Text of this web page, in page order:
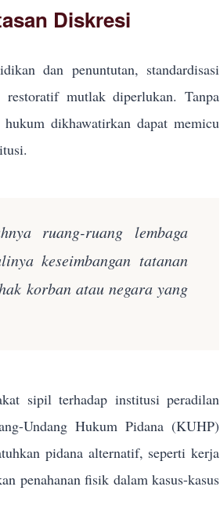
Diskresi
dan penuntutan, standardisasi
restoratif mutlak diperlukan. Tanpa
dikhawatirkan dapat memicu
ruang-ruang lembaga
keseimbangan tatanan
korban atau negara yang
sipil terhadap institusi peradilan
Undang Hukum Pidana (KUHP)
pidana alternatif, seperti kerja
penahanan fisik dalam kasus-kasus